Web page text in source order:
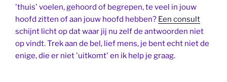
'thuis' voelen, gehoord of begrepen, te veel in jouw
hoofd zitten of aan jouw hoofd hebben? Een consult
schijnt licht op dat waar jij nu zelf de antwoorden niet
op vindt. Trek aan de bel, lief mens, je bent echt niet de
enige, die er niet 'uitkomt' en ik help je graag.